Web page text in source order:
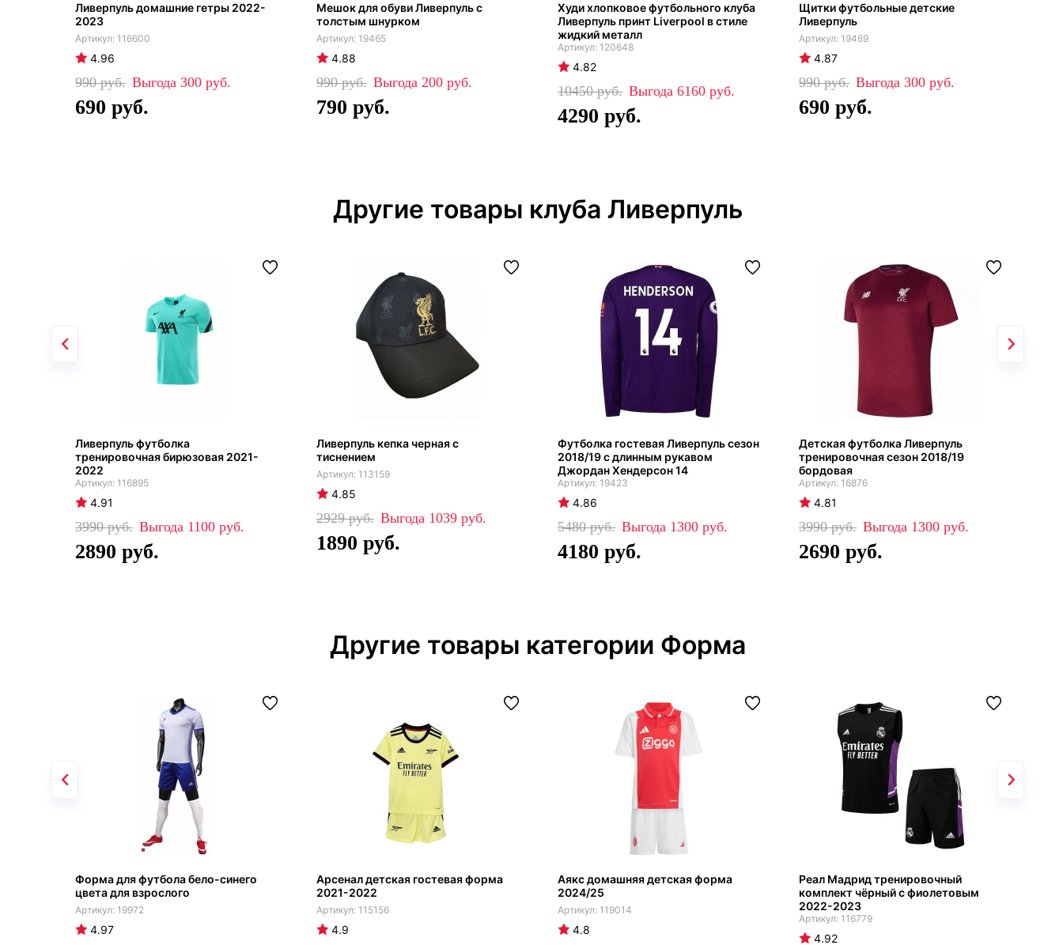
Ливерпуль домашние гетры 2022-
2023
116600
4.96
990 300
690
Мешок для обуви Ливерпуль с
толстым шнурком
19465
4.88
990 200
790
Худи хлопковое футбольного клуба
Ливерпуль принт Liverpool в стиле
жидкий металл
120648
4.82
10450 6160
4290
Щитки футбольные детские
Ливерпуль
19469
4.87
990 300
690
Другие товары клуба Ливерпуль
Ливерпуль футболка
тренировочная бирюзовая 2021-
2022
116895
4.91
3990 1100
2890
Ливерпуль кепка черная с
тиснением
113159
4.85
2929 1039
1890
Футболка гостевая Ливерпуль сезон
2018/19 с длинным рукавом
Джордан Хендерсон 14
19423
4.86
5480 1300
4180
Детская футболка Ливерпуль
тренировочная сезон 2018/19
бордовая
16876
4.81
3990 1300
2690
Другие товары категории Форма
Форма для футбола бело-синего
цвета для взрослого
19972
4.97
Арсенал детская гостевая форма
2021-2022
115156
4.9
Аякс домашняя детская форма
2024/25
119014
4.8
Реал Мадрид тренировочный
комплект чёрный с фиолетовым
2022-2023
116779
4.92